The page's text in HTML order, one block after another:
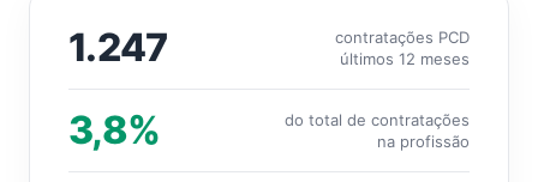
1.247
contratações PCD
últimos 12 meses
3,8%
do total de contratações
na profissão